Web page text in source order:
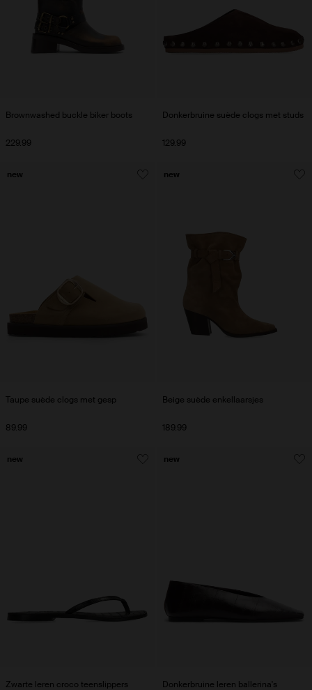
Brownwashed buckle biker boots
229.99
Donkerbruine suède clogs met studs
129.99
Taupe suède clogs met gesp
89.99
new
Beige suède enkellaarsjes
189.99
new
Zwarte leren croco teenslippers
new
Donkerbruine leren ballerina's
new